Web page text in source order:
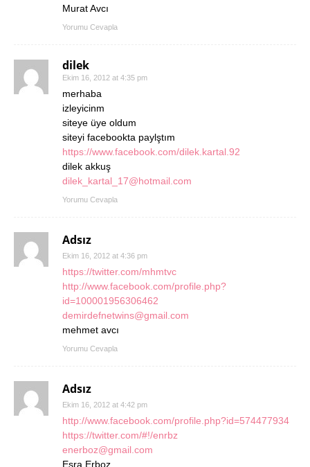
Murat Avcı
Yorumu Cevapla
dilek
Ekim 16, 2012 at 4:35 pm
merhaba
izleyicinm
siteye üye oldum
siteyi facebookta paylştım
https://www.facebook.com/dilek.kartal.92
dilek akkuş
dilek_kartal_17@hotmail.com
Yorumu Cevapla
Adsız
Ekim 16, 2012 at 4:36 pm
https://twitter.com/mhmtvc
http://www.facebook.com/profile.php?
id=100001956306462
demirdefnetwins@gmail.com
mehmet avcı
Yorumu Cevapla
Adsız
Ekim 16, 2012 at 4:42 pm
http://www.facebook.com/profile.php?id=574477934
https://twitter.com/#!/enrbz
enerboz@gmail.com
Esra Erboz